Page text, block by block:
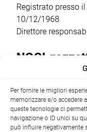
Registrato presso
10/12/1968
Direttore
NOCI
+39 080 4979274|
Archivio
Per fornire le migliori
memorizzare e/o accedere
queste tecnologie ci
navigazione o ID unici su
può influire negativamente